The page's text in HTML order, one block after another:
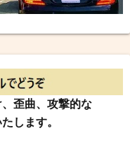
歪曲、攻撃的な
します。